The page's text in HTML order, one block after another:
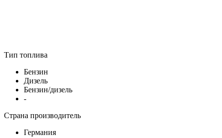
Тип топлива
Бензин
Дизель
Бензин/дизель
-
Страна производитель
Германия